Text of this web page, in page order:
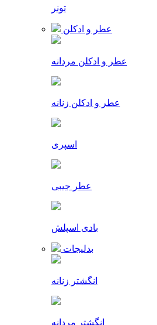
تونر
عطر و ادکلن
عطر و ادکلن مردانه
عطر و ادکلن زنانه
اسپری
عطر جیبی
بادی اسپلش
بدلیجات
انگشتر زنانه
انگشتر مردانه